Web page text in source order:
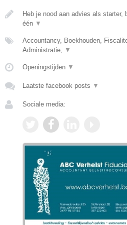
Heb je nood aan advies als starter,
één ▼
Accountancy, Boekhouden,
Administratie,
▼
Openingstijden ▼
Laatste facebook posts ▼
Sociale media: